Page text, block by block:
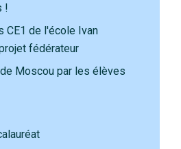
!
CE1 de l'école Ivan
fédérateur
Moscou par les élèves